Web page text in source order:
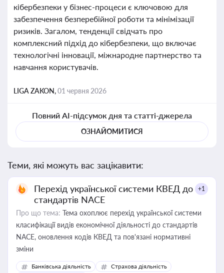
кібербезпеки у бізнес-процеси є ключовою для
забезпечення безперебійної роботи та мінімізації
ризиків. Загалом, тенденції свідчать про
комплексний підхід до кібербезпеки, що включає
технологічні інновації, міжнародне партнерство та
навчання користувачів.
LIGA ZAKON,01 червня 2026
Повний AI-підсумок дня та статті-джерела
ОЗНАЙОМИТИСЯ
Теми, які можуть вас зацікавити:
Перехід української системи КВЕД до
стандартів NACE
+1
Про що тема: Тема охоплює перехід української системи
класифікації видів економічної діяльності до стандартів
NACE, оновлення кодів КВЕД та пов'язані нормативні
зміни
Банківська діяльність
Страхова діяльність